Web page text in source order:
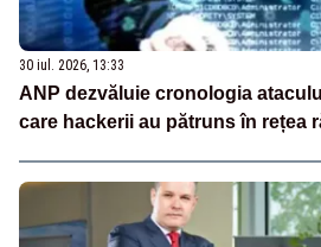
30 iul. 2026, 13:33
ANP dezvăluie cronologia
care hackerii au pătruns în rețea